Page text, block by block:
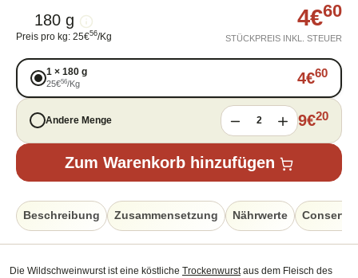
180 g
Preis pro kg: 25€56/Kg
4€60
STÜCKPREIS INKL. STEUER
1 × 180 g
25€56/Kg 4€60
Andere Menge 2 9€20
Zum Warenkorb hinzufügen
Beschreibung Zusammensetzung Nährwerte
Die Wildschweinwurst ist eine köstliche Trockenwurstaus dem Fleisch des